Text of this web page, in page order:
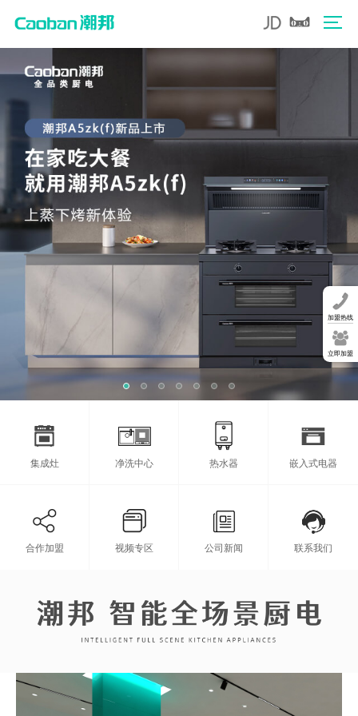
集成灶 净洗中心 热水器 嵌入式电器
合作加盟 视频专区 公司新闻 联系我们
加盟热线
立即加盟